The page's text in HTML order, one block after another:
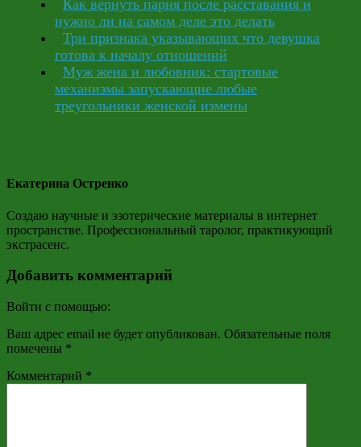
Как вернуть парня после расставания и
нужно ли на самом деле это делать
Три признака указывающих что девушка
готова к началу отношений
Муж жена и любовник: стартовые
механизмы запускающие любые
треугольники женской измены
Екатерина Остренко
Создаю научные и эзотерические материалы в интернет
пространстве. Профессиональный таролог, практикующий
экстрасенс.
Добавить комментарий
Войти с помощью:
Ваш адрес email не будет опубликован. Обязательные поля
помечены *
Комментарий *